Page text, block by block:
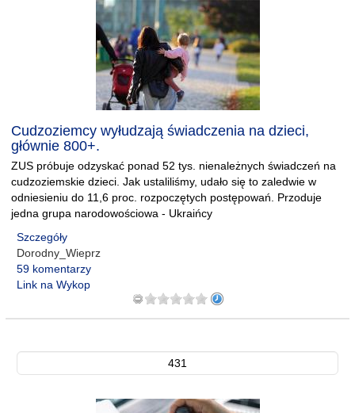
Cudzoziemcy wyłudzają świadczenia na dzieci,
głównie 800+.
ZUS próbuje odzyskać ponad 52 tys. nienależnych świadczeń na
cudzoziemskie dzieci. Jak ustaliliśmy, udało się to zaledwie w
odniesieniu do 11,6 proc. rozpoczętych postępowań. Przoduje
jedna grupa narodowościowa - Ukraińcy
Szczegóły
Dorodny_Wieprz
59 komentarzy
Link na Wykop
431